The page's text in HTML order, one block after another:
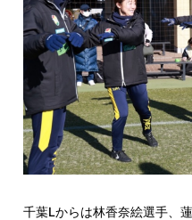
千葉Lからは林香奈絵選手、